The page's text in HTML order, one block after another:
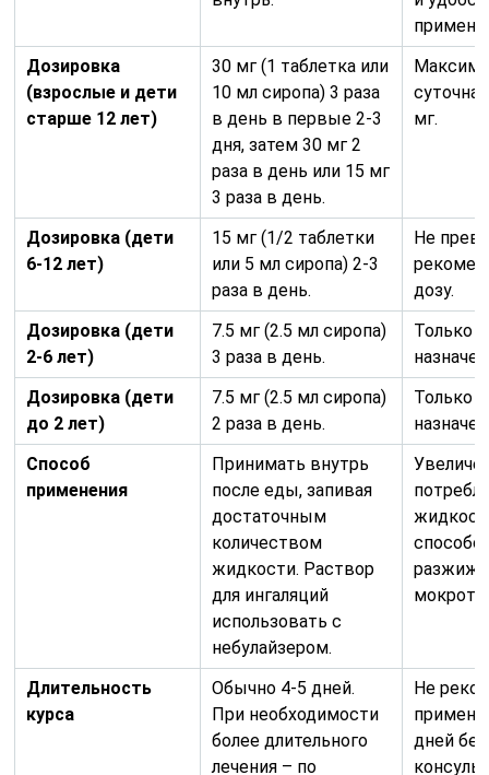
Дозировка
(взрослые и дети
старше 12 лет)
30 мг (1 таблетка или
10 мл сиропа) 3 раза
в день в первые 2-3
дня, затем 30 мг 2
раза в день или 15 мг
3 раза в день.
мг.
Дозировка (дети
6-12 лет)
15 мг (1/2 таблетки
или 5 мл сиропа) 2-3
раза в день.
Не
дозу.
Дозировка (дети
2-6 лет)
7.5 мг (2.5 мл сиропа)
3 раза в день.
Только
Дозировка (дети
до 2 лет)
7.5 мг (2.5 мл сиропа)
2 раза в день.
Только
Способ
применения
Принимать внутрь
после еды, запивая
достаточным
количеством
жидкости. Раствор
для ингаляций
использовать с
небулайзером.
Длительность
курса
Обычно 4-5 дней.
При необходимости
более длительного
лечения – по
Не
дней без